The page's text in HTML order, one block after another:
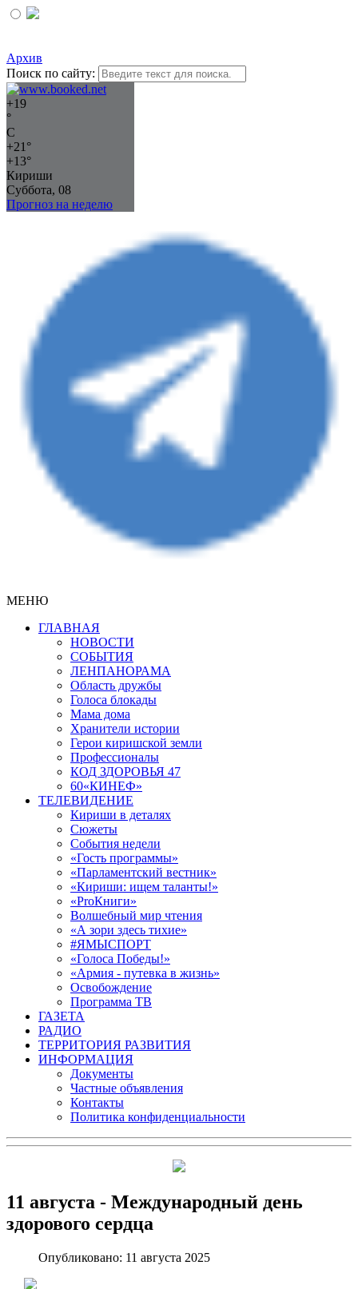
Архив
Поиск по сайту:
+19
°
C
+21°
+13°
Кириши
Суббота, 08
Прогноз на неделю
МЕНЮ
ГЛАВНАЯ
НОВОСТИ
СОБЫТИЯ
ЛЕНПАНОРАМА
Область дружбы
Голоса блокады
Мама дома
Хранители истории
Герои киришской земли
Профессионалы
КОД ЗДОРОВЬЯ 47
60«КИНЕФ»
ТЕЛЕВИДЕНИЕ
Кириши в деталях
Сюжеты
События недели
«Гость программы»
«Парламентский вестник»
«Кириши: ищем таланты!»
«ProКниги»
Волшебный мир чтения
«А зори здесь тихие»
#ЯМЫСПОРТ
«Голоса Победы!»
«Армия - путевка в жизнь»
Освобождение
Программа ТВ
ГАЗЕТА
РАДИО
ТЕРРИТОРИЯ РАЗВИТИЯ
ИНФОРМАЦИЯ
Документы
Частные объявления
Контакты
Политика конфиденциальности
11 августа - Международный день
здорового сердца
Опубликовано: 11 августа 2025